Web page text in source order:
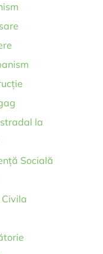
la
Socială